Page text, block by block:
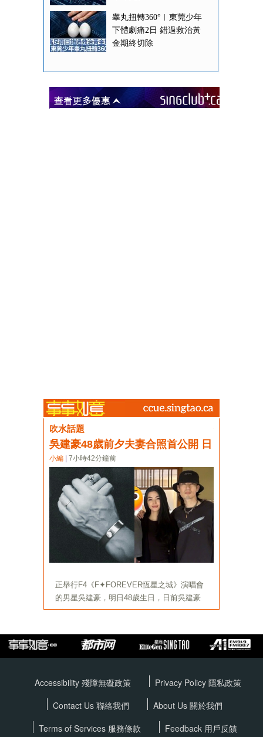
Accessibility 殘障無礙政策 Privacy Policy 隱私政策
Contact Us 聯絡我們
About Us 關於我們
Terms of Services 服務條款 Feedback 用戶反饋